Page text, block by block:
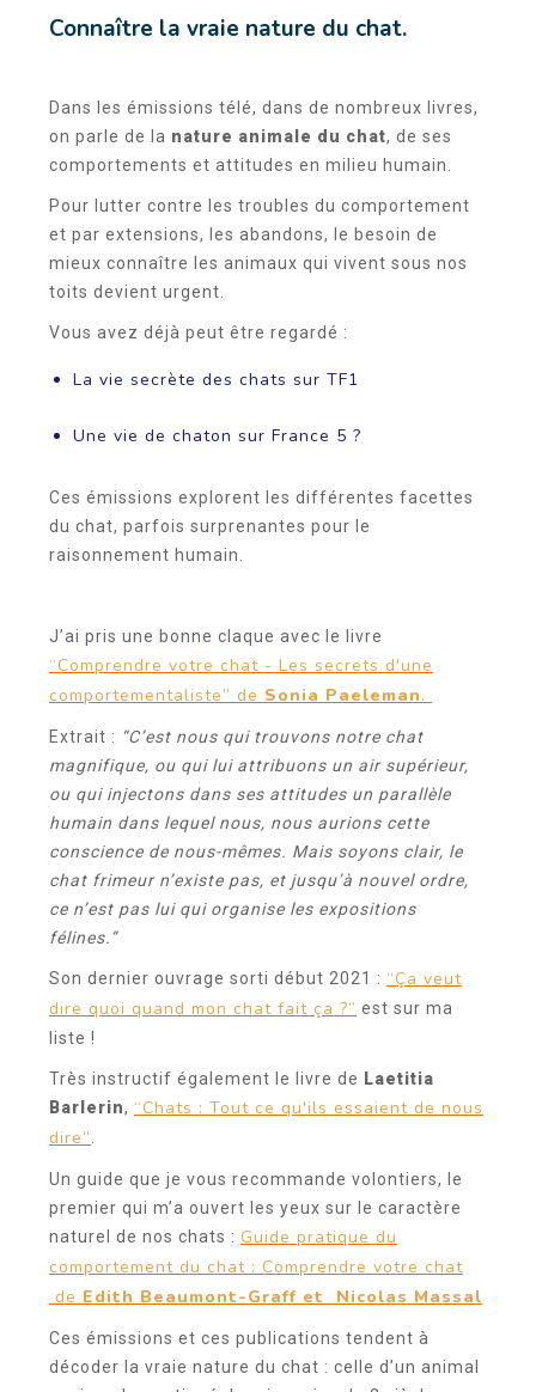
Connaître la vraie nature du chat.
Dans les émissions télé, dans de nombreux livres,
on parle de la nature animale du chat, de ses
comportements et attitudes en milieu humain.
Pour lutter contre les troubles du comportement
et par extensions, les abandons, le besoin de
mieux connaître les animaux qui vivent sous nos
toits devient urgent.
Vous avez déjà peut être regardé :
La vie secrète des chats sur TF1
Une vie de chaton sur France 5 ?
Ces émissions explorent les différentes facettes
du chat, parfois surprenantes pour le
raisonnement humain.
J’ai pris une bonne claque avec le livre
“Comprendre votre chat - Les secrets d'une
comportementaliste” de Sonia Paeleman.
Extrait : “C’est nous qui trouvons notre chat
magnifique, ou qui lui attribuons un air supérieur,
ou qui injectons dans ses attitudes un parallèle
humain dans lequel nous, nous aurions cette
conscience de nous-mêmes. Mais soyons clair, le
chat frimeur n’existe pas, et jusqu’à nouvel ordre,
ce n’est pas lui qui organise les expositions
félines.”
Son dernier ouvrage sorti début 2021 : “Ça veut
dire quoi quand mon chat fait ça ?” est sur ma
liste !
Très instructif également le livre de Laetitia
Barlerin, “Chats : Tout ce qu'ils essaient de nous
dire”.
Un guide que je vous recommande volontiers, le
premier qui m’a ouvert les yeux sur le caractère
naturel de nos chats : Guide pratique du
comportement du chat : Comprendre votre chat
de Edith Beaumont-Graff et Nicolas Massal
Ces émissions et ces publications tendent à
décoder la vraie nature du chat : celle d’un animal